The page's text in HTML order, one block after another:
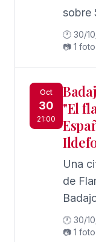
sobre
🕐 30/
📷 1 foto
Oct
30
21:00
"El
Una
de
🕐 30/
📷 1 foto